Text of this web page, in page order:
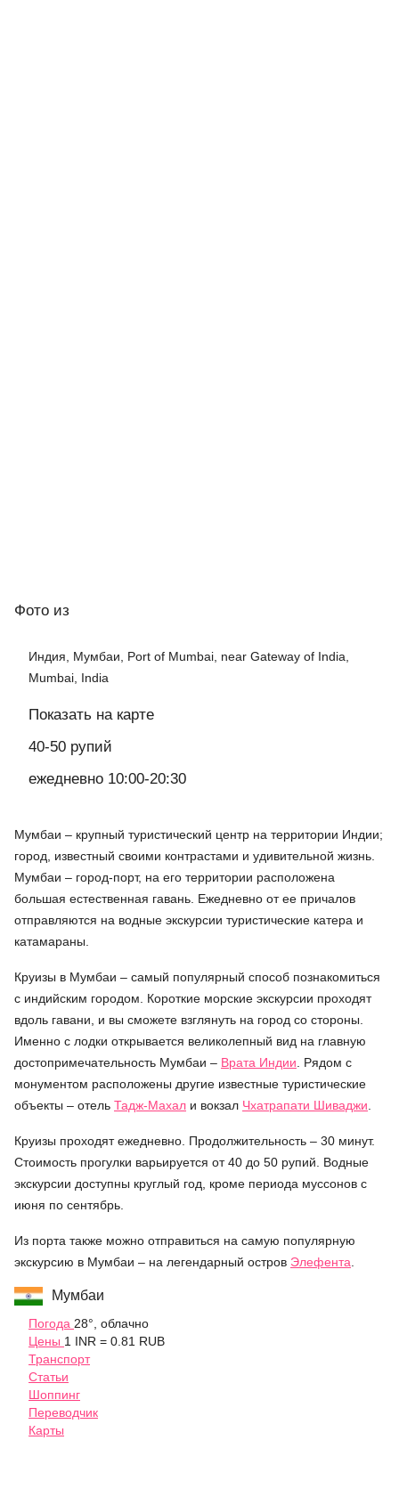
Фото из
Индия, Мумбаи, Port of Mumbai, near Gateway of India,
Mumbai, India
Показать на карте
40-50 рупий
ежедневно 10:00-20:30
Мумбаи – крупный туристический центр на территории Индии;
город, известный своими контрастами и удивительной жизнь.
Мумбаи – город-порт, на его территории расположена
большая естественная гавань. Ежедневно от ее причалов
отправляются на водные экскурсии туристические катера и
катамараны.
Круизы в Мумбаи – самый популярный способ познакомиться
с индийским городом. Короткие морские экскурсии проходят
вдоль гавани, и вы сможете взглянуть на город со стороны.
Именно с лодки открывается великолепный вид на главную
достопримечательность Мумбаи – Врата Индии . Рядом с
монументом расположены другие известные туристические
объекты – отель Тадж-Махал и вокзал Чхатрапати Шиваджи
Круизы проходят ежедневно. Продолжительность – 30 минут.
Стоимость прогулки варьируется от 40 до 50 рупий. Водные
экскурсии доступны круглый год, кроме периода муссонов с
июня по сентябрь.
Из порта также можно отправиться на самую популярную
экскурсию в Мумбаи – на легендарный остров Элефента
Мумбаи
Погода 28°, облачно
Цены 1 INR = 0.81 RUB
Транспорт
Статьи
Шоппинг
Переводчик
Карты